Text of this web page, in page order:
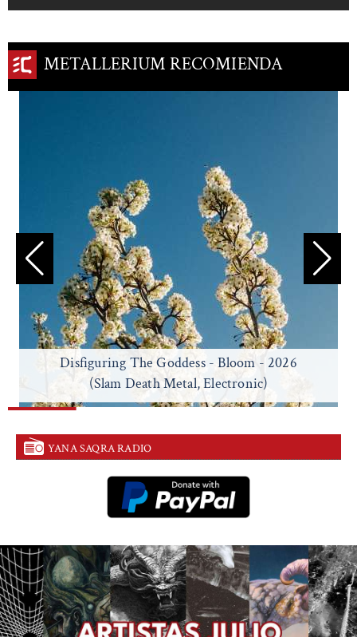
METALLERIUM RECOMIENDA
Disfiguring The Goddess - Bloom - 2026
(Slam Death Metal, Electronic)
YANA SAQRA RADIO